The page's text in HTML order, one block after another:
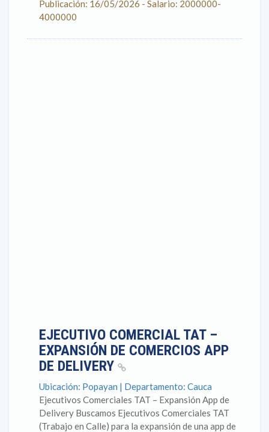
Publicación: 16/05/2026 - Salario: 2000000-
4000000
EJECUTIVO COMERCIAL TAT –
EXPANSIÓN DE COMERCIOS APP
DE DELIVERY
Ubicación: Popayan | Departamento: Cauca
Ejecutivos Comerciales TAT – Expansión App de
Delivery Buscamos Ejecutivos Comerciales TAT
(Trabajo en Calle) para la expansión de una app de